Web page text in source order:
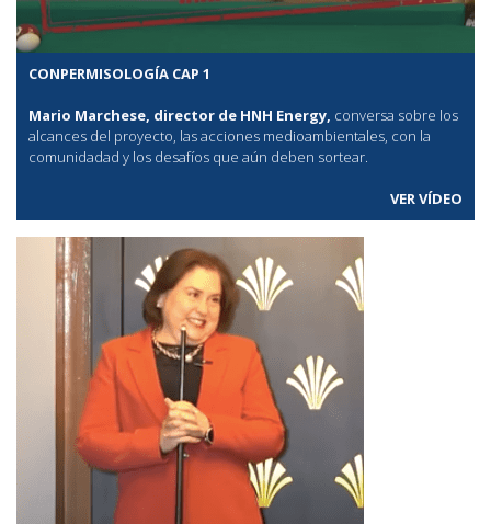
CONPERMISOLOGÍA CAP 1
Mario Marchese, director de HNH Energy, conversa sobre los
alcances del proyecto, las acciones medioambientales, con la
comunidadad y los desafíos que aún deben sortear.
VER VÍDEO